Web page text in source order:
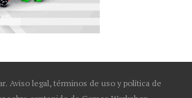
Aviso legal, términos de uso y política de